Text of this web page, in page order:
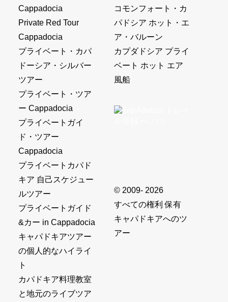
Cappadocia
Private Red Tour
Cappadocia
プライベート・カパ
ドーシア・シルバー
ツアー
プライベート・ツア
ー Cappadocia
プライベートガイ
ド・ツアー
Cappadocia
プライベートカパド
キア 自己スケジュー
ルツアー
プライベートガイド
&カー in Cappadocia
キャパドキアツアー
の個人的なハイライ
ト
カパドキア料理教室
と地元のライブツア
コモンフォート・カ
パドシア ホット・エ
ア・バルーン
カプダドシア プライ
ベート ホット エア
風船
© 2009- 2026
すべての権利 保有
キャパドキアへのツ
アー